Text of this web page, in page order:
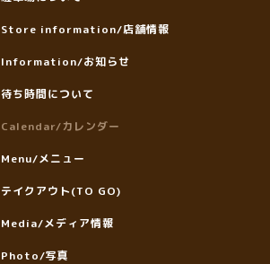
Store information/店舗情報
Information/お知らせ
待ち時間について
Calendar/カレンダー
Menu/メニュー
テイクアウト(TO GO)
Media/メディア情報
Photo/写真